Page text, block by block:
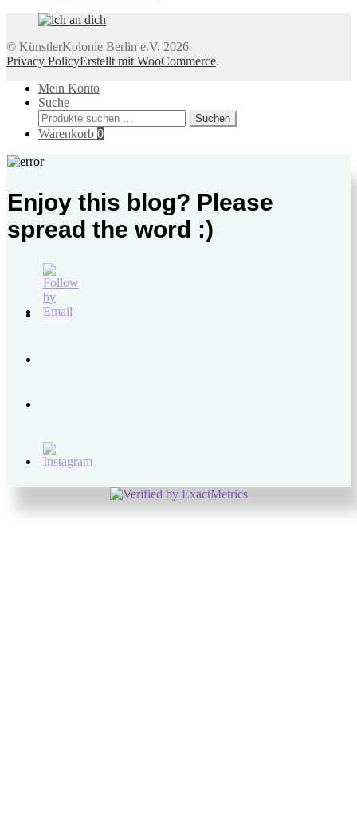
© KünstlerKolonie Berlin e.V. 2026
Privacy PolicyErstellt mit WooCommerce.
Mein Konto
Suche
Suchen
nach:
Suchen
Warenkorb 0
Enjoy this blog? Please
spread the word :)